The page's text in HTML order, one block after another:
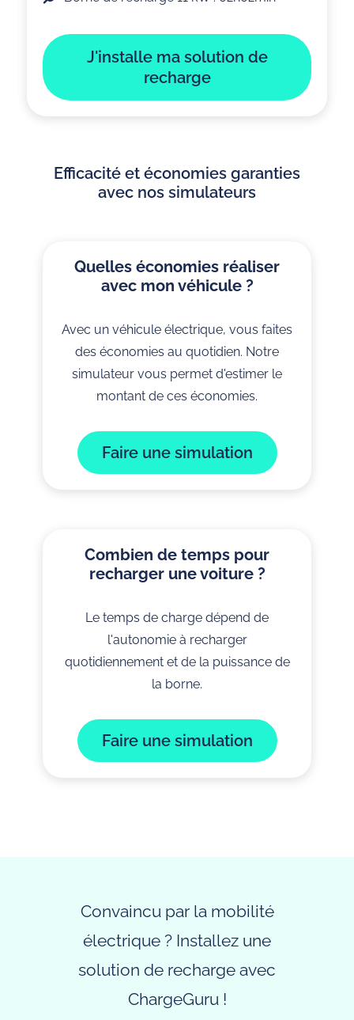
J'installe ma solution de
recharge
Efficacité et économies garanties
avec nos simulateurs
Quelles économies réaliser
avec mon véhicule ?
Avec un véhicule électrique, vous faites
des économies au quotidien. Notre
simulateur vous permet d'estimer le
montant de ces économies.
Faire une simulation
Combien de temps pour
recharger une voiture ?
Le temps de charge dépend de
l'autonomie à recharger
quotidiennement et de la puissance de
la borne.
Faire une simulation
Convaincu par la mobilité
électrique ? Installez une
solution de recharge avec
ChargeGuru !